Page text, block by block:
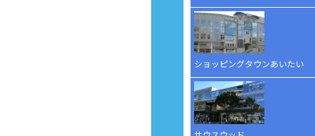
ショッピングタウンあいたい